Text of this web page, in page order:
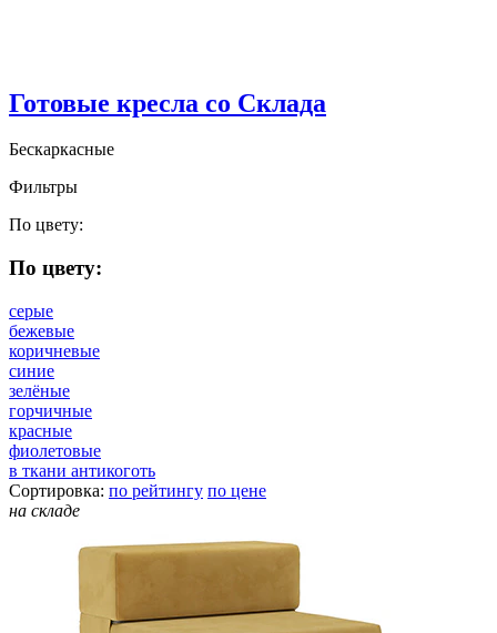
Готовые кресла со Склада
Бескаркасные
Фильтры
По цвету:
По цвету:
серые
бежевые
коричневые
синие
зелёные
горчичные
красные
фиолетовые
в ткани антикоготь
Сортировка: по рейтингу по цене
на складе